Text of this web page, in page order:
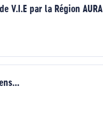
V.I.E par la Région AURA